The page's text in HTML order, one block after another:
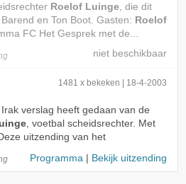
Roelof Luinge , die dit
en Ton Boot. Gasten: Roelof
FC Het Gesprek met de...
1481 x bekeken | 18-4-2003
verslag heeft gedaan van de
, voetbal scheidsrechter. Met
uitzending van het
Programma | Bekijk uitzending